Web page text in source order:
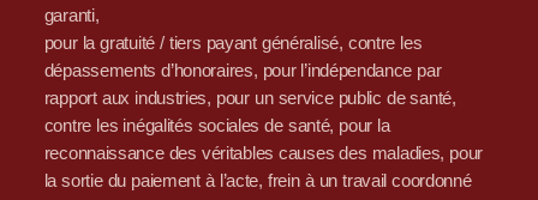
garanti,
pour la gratuité / tiers payant généralisé, contre les
dépassements d’honoraires, pour l’indépendance par
rapport aux industries, pour un service public de santé,
contre les inégalités sociales de santé, pour la
reconnaissance des véritables causes des maladies, pour
la sortie du paiement à l’acte, frein à un travail coordonné